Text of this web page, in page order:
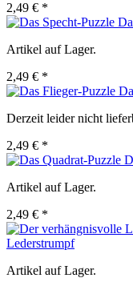
2,49 € *
Artikel auf Lager.
2,49 € *
Derzeit leider nicht
2,49 € *
Artikel auf Lager.
2,49 € *
Lederstrumpf
Artikel auf Lager.